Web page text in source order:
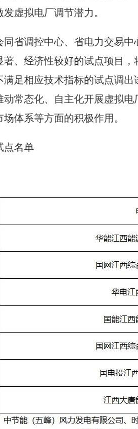
虚拟电厂调节潜力。
省调控中心、省电力交易
、经济性较好的试点项目
足相应技术指标的试点调
常态化、自主化开展虚拟
体系等方面的积极作用。
点名单